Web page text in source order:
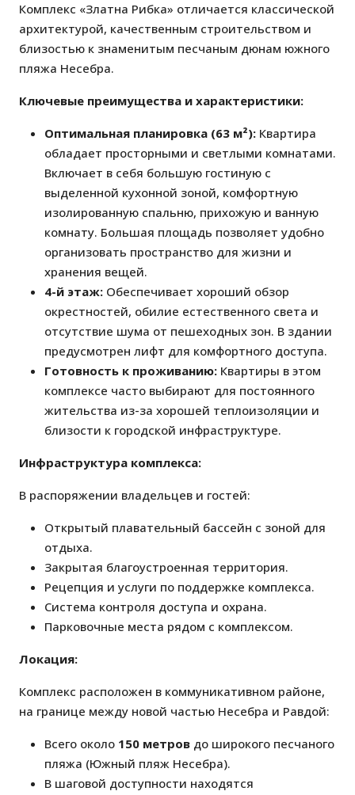
Комплекс «Златна Рибка» отличается классической
архитектурой, качественным строительством и
близостью к знаменитым песчаным дюнам южного
пляжа Несебра.
Ключевые преимущества и характеристики:
Оптимальная планировка (63 м²): Квартира
обладает просторными и светлыми комнатами.
Включает в себя большую гостиную с
выделенной кухонной зоной, комфортную
изолированную спальню, прихожую и ванную
комнату. Большая площадь позволяет удобно
организовать пространство для жизни и
хранения вещей.
4-й этаж: Обеспечивает хороший обзор
окрестностей, обилие естественного света и
отсутствие шума от пешеходных зон. В здании
предусмотрен лифт для комфортного доступа.
Готовность к проживанию: Квартиры в этом
комплексе часто выбирают для постоянного
жительства из-за хорошей теплоизоляции и
близости к городской инфраструктуре.
Инфраструктура комплекса:
В распоряжении владельцев и гостей:
Открытый плавательный бассейн с зоной для
отдыха.
Закрытая благоустроенная территория.
Рецепция и услуги по поддержке комплекса.
Система контроля доступа и охрана.
Парковочные места рядом с комплексом.
Локация:
Комплекс расположен в коммуникативном районе,
на границе между новой частью Несебра и Равдой:
Всего около 150 метров до широкого песчаного
пляжа (Южный пляж Несебра).
В шаговой доступности находятся